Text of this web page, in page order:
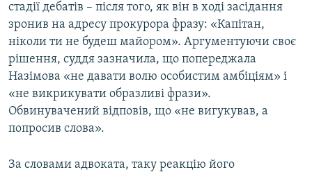
стадії дебатів – після того, як він в ході засідання
зронив на адресу прокурора фразу: «Капітан,
ніколи ти не будеш майором». Аргументуючи своє
рішення, суддя зазначила, що попереджала
Назімова «не давати волю особистим амбіціям» і
«не викрикувати образливі фрази».
Обвинувачений відповів, що «не вигукував, а
попросив слова».
За словами адвоката, таку реакцію його